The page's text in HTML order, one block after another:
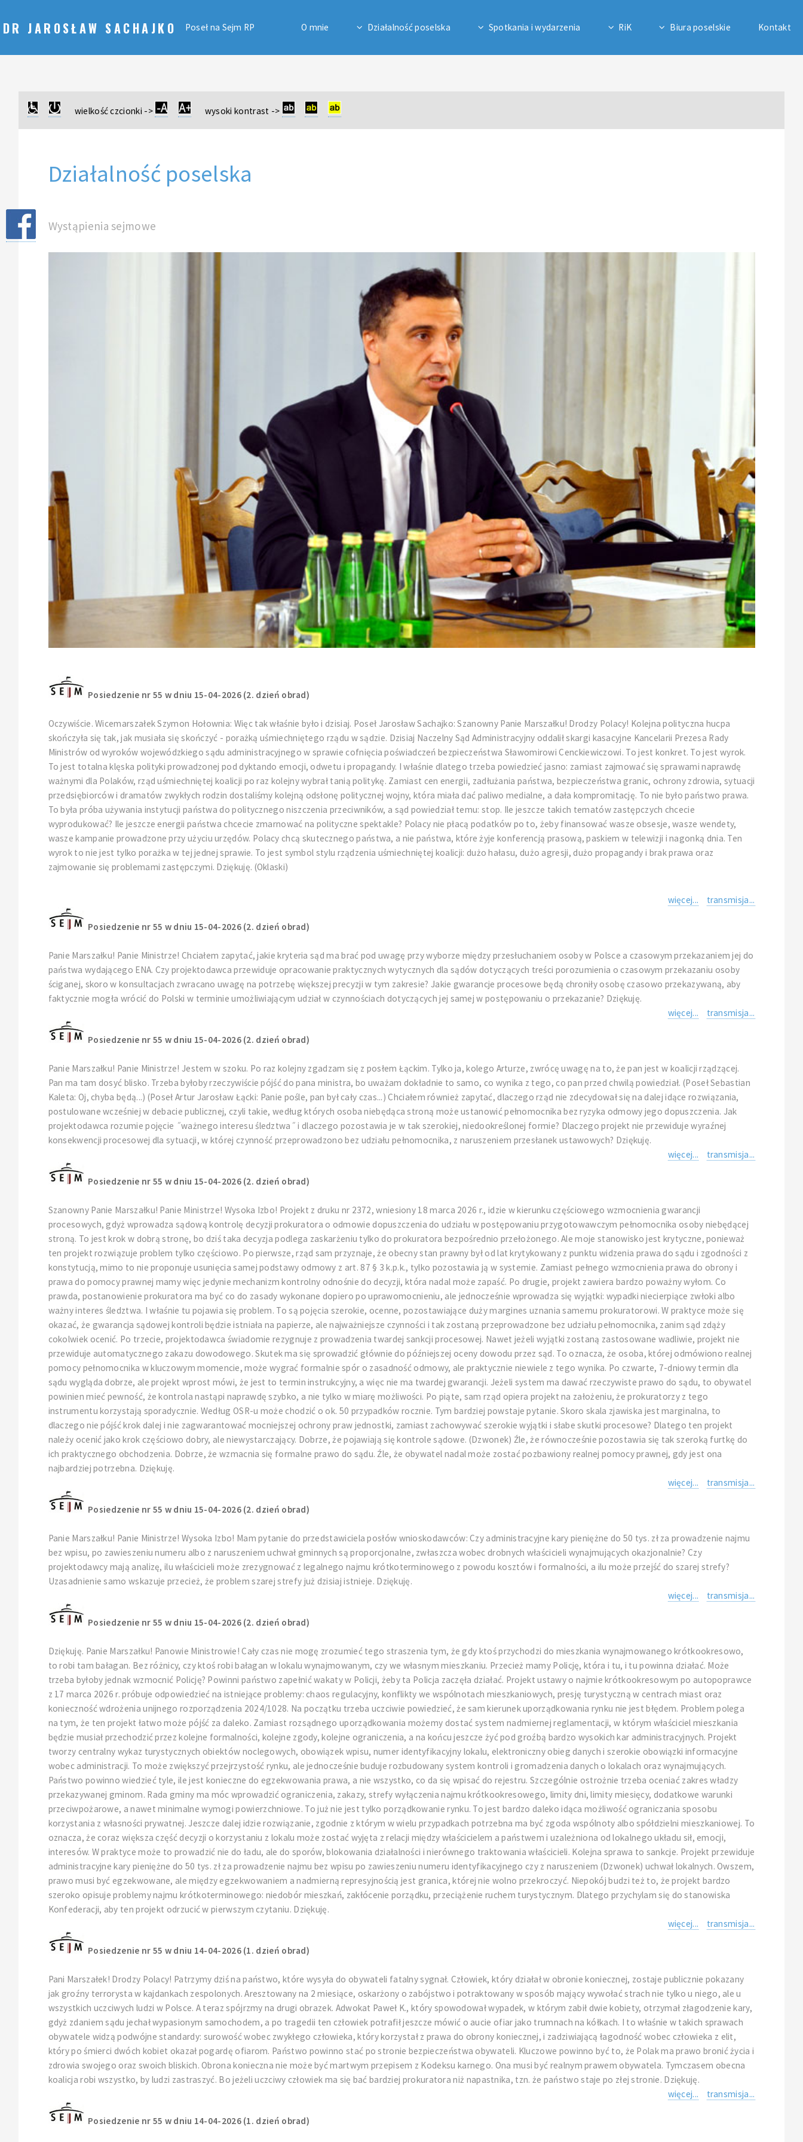
DR JAROSŁAW SACHAJKO Poseł na Sejm RP O mnie Działalność poselska Spotkania i wydarzenia RiK Biura poselskie Kontakt
wielkość czcionki -> wysoki kontrast ->
Działalność poselska
Wystąpienia sejmowe
Posiedzenie nr 55 w dniu 15-04-2026 (2. dzień obrad)
Oczywiście. Wicemarszałek Szymon Hołownia: Więc tak właśnie było i dzisiaj. Poseł Jarosław Sachajko: Szanowny Panie Marszałku! Drodzy Polacy! Kolejna polityczna hucpa
skończyła się tak, jak musiała się skończyć - porażką uśmiechniętego rządu w sądzie. Dzisiaj Naczelny Sąd Administracyjny oddalił skargi kasacyjne Kancelarii Prezesa Rady
Ministrów od wyroków wojewódzkiego sądu administracyjnego w sprawie cofnięcia poświadczeń bezpieczeństwa Sławomirowi Cenckiewiczowi. To jest konkret. To jest wyrok.
To jest totalna klęska polityki prowadzonej pod dyktando emocji, odwetu i propagandy. I właśnie dlatego trzeba powiedzieć jasno: zamiast zajmować się sprawami naprawdę
ważnymi dla Polaków, rząd uśmiechniętej koalicji po raz kolejny wybrał tanią politykę. Zamiast cen energii, zadłużania państwa, bezpieczeństwa granic, ochrony zdrowia, sytuacji
przedsiębiorców i dramatów zwykłych rodzin dostaliśmy kolejną odsłonę politycznej wojny, która miała dać paliwo medialne, a dała kompromitację. To nie było państwo prawa.
To była próba używania instytucji państwa do politycznego niszczenia przeciwników, a sąd powiedział temu: stop. Ile jeszcze takich tematów zastępczych chcecie
wyprodukować? Ile jeszcze energii państwa chcecie zmarnować na polityczne spektakle? Polacy nie płacą podatków po to, żeby finansować wasze obsesje, wasze wendety,
wasze kampanie prowadzone przy użyciu urzędów. Polacy chcą skutecznego państwa, a nie państwa, które żyje konferencją prasową, paskiem w telewizji i nagonką dnia. Ten
wyrok to nie jest tylko porażka w tej jednej sprawie. To jest symbol stylu rządzenia uśmiechniętej koalicji: dużo hałasu, dużo agresji, dużo propagandy i brak prawa oraz
zajmowanie się problemami zastępczymi. Dziękuję. (Oklaski)
więcej... transmisja...
Posiedzenie nr 55 w dniu 15-04-2026 (2. dzień obrad)
Panie Marszałku! Panie Ministrze! Chciałem zapytać, jakie kryteria sąd ma brać pod uwagę przy wyborze między przesłuchaniem osoby w Polsce a czasowym przekazaniem jej do
państwa wydającego ENA. Czy projektodawca przewiduje opracowanie praktycznych wytycznych dla sądów dotyczących treści porozumienia o czasowym przekazaniu osoby
ściganej, skoro w konsultacjach zwracano uwagę na potrzebę większej precyzji w tym zakresie? Jakie gwarancje procesowe będą chroniły osobę czasowo przekazywaną, aby
faktycznie mogła wrócić do Polski w terminie umożliwiającym udział w czynnościach dotyczących jej samej w postępowaniu o przekazanie? Dziękuję.
więcej...
transmisja...
Posiedzenie nr 55 w dniu 15-04-2026 (2. dzień obrad)
Panie Marszałku! Panie Ministrze! Jestem w szoku. Po raz kolejny zgadzam się z posłem Łąckim. Tylko ja, kolego Arturze, zwrócę uwagę na to, że pan jest w koalicji rządzącej.
Pan ma tam dosyć blisko. Trzeba byłoby rzeczywiście pójść do pana ministra, bo uważam dokładnie to samo, co wynika z tego, co pan przed chwilą powiedział. (Poseł Sebastian
Kaleta: Oj, chyba będą...) (Poseł Artur Jarosław Łącki: Panie pośle, pan był cały czas...) Chciałem również zapytać, dlaczego rząd nie zdecydował się na dalej idące rozwiązania,
postulowane wcześniej w debacie publicznej, czyli takie, według których osoba niebędąca stroną może ustanowić pełnomocnika bez ryzyka odmowy jego dopuszczenia. Jak
projektodawca rozumie pojęcie ˝ważnego interesu śledztwa˝ i dlaczego pozostawia je w tak szerokiej, niedookreślonej formie? Dlaczego projekt nie przewiduje wyraźnej
konsekwencji procesowej dla sytuacji, w której czynność przeprowadzono bez udziału pełnomocnika, z naruszeniem przesłanek ustawowych? Dziękuję.
więcej...
transmisja...
Posiedzenie nr 55 w dniu 15-04-2026 (2. dzień obrad)
Szanowny Panie Marszałku! Panie Ministrze! Wysoka Izbo! Projekt z druku nr 2372, wniesiony 18 marca 2026 r., idzie w kierunku częściowego wzmocnienia gwarancji
procesowych, gdyż wprowadza sądową kontrolę decyzji prokuratora o odmowie dopuszczenia do udziału w postępowaniu przygotowawczym pełnomocnika osoby niebędącej
stroną. To jest krok w dobrą stronę, bo dziś taka decyzja podlega zaskarżeniu tylko do prokuratora bezpośrednio przełożonego. Ale moje stanowisko jest krytyczne, ponieważ
ten projekt rozwiązuje problem tylko częściowo. Po pierwsze, rząd sam przyznaje, że obecny stan prawny był od lat krytykowany z punktu widzenia prawa do sądu i zgodności z
konstytucją, mimo to nie proponuje usunięcia samej podstawy odmowy z art. 87 § 3 k.p.k., tylko pozostawia ją w systemie. Zamiast pełnego wzmocnienia prawa do obrony i
prawa do pomocy prawnej mamy więc jedynie mechanizm kontrolny odnośnie do decyzji, która nadal może zapaść. Po drugie, projekt zawiera bardzo poważny wyłom. Co
prawda, postanowienie prokuratora ma być co do zasady wykonane dopiero po uprawomocnieniu, ale jednocześnie wprowadza się wyjątki: wypadki niecierpiące zwłoki albo
ważny interes śledztwa. I właśnie tu pojawia się problem. To są pojęcia szerokie, ocenne, pozostawiające duży margines uznania samemu prokuratorowi. W praktyce może się
okazać, że gwarancja sądowej kontroli będzie istniała na papierze, ale najważniejsze czynności i tak zostaną przeprowadzone bez udziału pełnomocnika, zanim sąd zdąży
cokolwiek ocenić. Po trzecie, projektodawca świadomie rezygnuje z prowadzenia twardej sankcji procesowej. Nawet jeżeli wyjątki zostaną zastosowane wadliwie, projekt nie
przewiduje automatycznego zakazu dowodowego. Skutek ma się sprowadzić głównie do późniejszej oceny dowodu przez sąd. To oznacza, że osoba, której odmówiono realnej
pomocy pełnomocnika w kluczowym momencie, może wygrać formalnie spór o zasadność odmowy, ale praktycznie niewiele z tego wynika. Po czwarte, 7-dniowy termin dla
sądu wygląda dobrze, ale projekt wprost mówi, że jest to termin instrukcyjny, a więc nie ma twardej gwarancji. Jeżeli system ma dawać rzeczywiste prawo do sądu, to obywatel
powinien mieć pewność, że kontrola nastąpi naprawdę szybko, a nie tylko w miarę możliwości. Po piąte, sam rząd opiera projekt na założeniu, że prokuratorzy z tego
instrumentu korzystają sporadycznie. Według OSR-u może chodzić o ok. 50 przypadków rocznie. Tym bardziej powstaje pytanie. Skoro skala zjawiska jest marginalna, to
dlaczego nie pójść krok dalej i nie zagwarantować mocniejszej ochrony praw jednostki, zamiast zachowywać szerokie wyjątki i słabe skutki procesowe? Dlatego ten projekt
należy ocenić jako krok częściowo dobry, ale niewystarczający. Dobrze, że pojawiają się kontrole sądowe. (Dzwonek) Źle, że równocześnie pozostawia się tak szeroką furtkę do
ich praktycznego obchodzenia. Dobrze, że wzmacnia się formalne prawo do sądu. Źle, że obywatel nadal może zostać pozbawiony realnej pomocy prawnej, gdy jest ona
najbardziej potrzebna. Dziękuję.
więcej...
transmisja...
Posiedzenie nr 55 w dniu 15-04-2026 (2. dzień obrad)
Panie Marszałku! Panie Ministrze! Wysoka Izbo! Mam pytanie do przedstawiciela posłów wnioskodawców: Czy administracyjne kary pieniężne do 50 tys. zł za prowadzenie najmu
bez wpisu, po zawieszeniu numeru albo z naruszeniem uchwał gminnych są proporcjonalne, zwłaszcza wobec drobnych właścicieli wynajmujących okazjonalnie? Czy
projektodawcy mają analizę, ilu właścicieli może zrezygnować z legalnego najmu krótkoterminowego z powodu kosztów i formalności, a ilu może przejść do szarej strefy?
Uzasadnienie samo wskazuje przecież, że problem szarej strefy już dzisiaj istnieje. Dziękuję.
więcej...
transmisja...
Posiedzenie nr 55 w dniu 15-04-2026 (2. dzień obrad)
Dziękuję. Panie Marszałku! Panowie Ministrowie! Cały czas nie mogę zrozumieć tego straszenia tym, że gdy ktoś przychodzi do mieszkania wynajmowanego krótkookresowo,
to robi tam bałagan. Bez różnicy, czy ktoś robi bałagan w lokalu wynajmowanym, czy we własnym mieszkaniu. Przecież mamy Policję, która i tu, i tu powinna działać. Może
trzeba byłoby jednak wzmocnić Policję? Powinni państwo zapełnić wakaty w Policji, żeby ta Policja zaczęła działać. Projekt ustawy o najmie krótkookresowym po autopoprawce
z 17 marca 2026 r. próbuje odpowiedzieć na istniejące problemy: chaos regulacyjny, konflikty we wspólnotach mieszkaniowych, presję turystyczną w centrach miast oraz
konieczność wdrożenia unijnego rozporządzenia 2024/1028. Na początku trzeba uczciwie powiedzieć, że sam kierunek uporządkowania rynku nie jest błędem. Problem polega
na tym, że ten projekt łatwo może pójść za daleko. Zamiast rozsądnego uporządkowania możemy dostać system nadmiernej reglamentacji, w którym właściciel mieszkania
będzie musiał przechodzić przez kolejne formalności, kolejne zgody, kolejne ograniczenia, a na końcu jeszcze żyć pod groźbą bardzo wysokich kar administracyjnych. Projekt
tworzy centralny wykaz turystycznych obiektów noclegowych, obowiązek wpisu, numer identyfikacyjny lokalu, elektroniczny obieg danych i szerokie obowiązki informacyjne
wobec administracji. To może zwiększyć przejrzystość rynku, ale jednocześnie buduje rozbudowany system kontroli i gromadzenia danych o lokalach oraz wynajmujących.
Państwo powinno wiedzieć tyle, ile jest konieczne do egzekwowania prawa, a nie wszystko, co da się wpisać do rejestru. Szczególnie ostrożnie trzeba oceniać zakres władzy
przekazywanej gminom. Rada gminy ma móc wprowadzić ograniczenia, zakazy, strefy wyłączenia najmu krótkookresowego, limity dni, limity miesięcy, dodatkowe warunki
przeciwpożarowe, a nawet minimalne wymogi powierzchniowe. To już nie jest tylko porządkowanie rynku. To jest bardzo daleko idąca możliwość ograniczania sposobu
korzystania z własności prywatnej. Jeszcze dalej idzie rozwiązanie, zgodnie z którym w wielu przypadkach potrzebna ma być zgoda wspólnoty albo spółdzielni mieszkaniowej. To
oznacza, że coraz większa część decyzji o korzystaniu z lokalu może zostać wyjęta z relacji między właścicielem a państwem i uzależniona od lokalnego układu sił, emocji,
interesów. W praktyce może to prowadzić nie do ładu, ale do sporów, blokowania działalności i nierównego traktowania właścicieli. Kolejna sprawa to sankcje. Projekt przewiduje
administracyjne kary pieniężne do 50 tys. zł za prowadzenie najmu bez wpisu po zawieszeniu numeru identyfikacyjnego czy z naruszeniem (Dzwonek) uchwał lokalnych. Owszem,
prawo musi być egzekwowane, ale między egzekwowaniem a nadmierną represyjnością jest granica, której nie wolno przekroczyć. Niepokój budzi też to, że projekt bardzo
szeroko opisuje problemy najmu krótkoterminowego: niedobór mieszkań, zakłócenie porządku, przeciążenie ruchem turystycznym. Dlatego przychylam się do stanowiska
Konfederacji, aby ten projekt odrzucić w pierwszym czytaniu. Dziękuję.
więcej...
transmisja...
Posiedzenie nr 55 w dniu 14-04-2026 (1. dzień obrad)
Pani Marszałek! Drodzy Polacy! Patrzymy dziś na państwo, które wysyła do obywateli fatalny sygnał. Człowiek, który działał w obronie koniecznej, zostaje publicznie pokazany
jak groźny terrorysta w kajdankach zespolonych. Aresztowany na 2 miesiące, oskarżony o zabójstwo i potraktowany w sposób mający wywołać strach nie tylko u niego, ale u
wszystkich uczciwych ludzi w Polsce. A teraz spójrzmy na drugi obrazek. Adwokat Paweł K., który spowodował wypadek, w którym zabił dwie kobiety, otrzymał złagodzenie kary,
gdyż zdaniem sądu jechał wypasionym samochodem, a po tragedii ten człowiek potrafił jeszcze mówić o aucie ofiar jako trumnach na kółkach. I to właśnie w takich sprawach
obywatele widzą podwójne standardy: surowość wobec zwykłego człowieka, który korzystał z prawa do obrony koniecznej, i zadziwiającą łagodność wobec człowieka z elit,
który po śmierci dwóch kobiet okazał pogardę ofiarom. Państwo powinno stać po stronie bezpieczeństwa obywateli. Kluczowe powinno być to, że Polak ma prawo bronić życia i
zdrowia swojego oraz swoich bliskich. Obrona konieczna nie może być martwym przepisem z Kodeksu karnego. Ona musi być realnym prawem obywatela. Tymczasem obecna
koalicja robi wszystko, by ludzi zastraszyć. Bo jeżeli uczciwy człowiek ma się bać bardziej prokuratora niż napastnika, tzn. że państwo staje po złej stronie. Dziękuję.
więcej...
transmisja...
Posiedzenie nr 55 w dniu 14-04-2026 (1. dzień obrad)